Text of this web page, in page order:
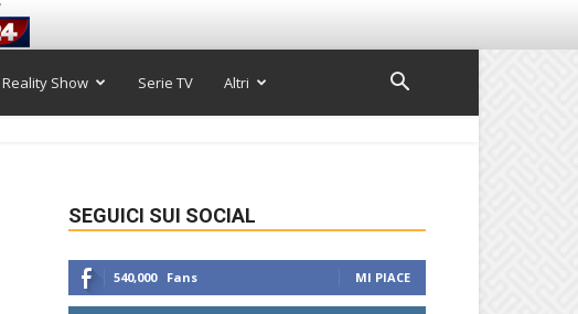
Reality Show Serie TV Altri
SEGUICI SUI SOCIAL
540,000 Fans MI PIACE